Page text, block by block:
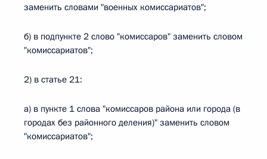
заменить словами "военных комиссариатов";
б) в подпункте 2 слово "комиссаров" заменить словом
"комиссариатов";
2) в статье 21:
а) в пункте 1 слова "комиссаров района или города (в
городах без районного деления)" заменить словом
"комиссариатов";